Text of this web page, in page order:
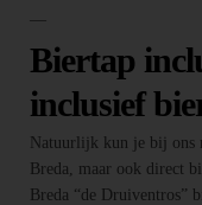
—
Biertap
inclusief
Natuurlijk kun je bij ons
Breda, maar ook direct
Breda “de Druiventros”